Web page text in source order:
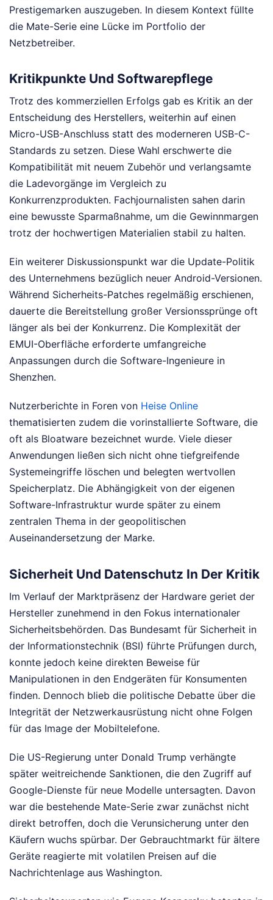
Prestigemarken auszugeben. In diesem Kontext füllte
die Mate-Serie eine Lücke im Portfolio der
Netzbetreiber.
Kritikpunkte Und Softwarepflege
Trotz des kommerziellen Erfolgs gab es Kritik an der
Entscheidung des Herstellers, weiterhin auf einen
Micro-USB-Anschluss statt des moderneren USB-C-
Standards zu setzen. Diese Wahl erschwerte die
Kompatibilität mit neuem Zubehör und verlangsamte
die Ladevorgänge im Vergleich zu
Konkurrenzprodukten. Fachjournalisten sahen darin
eine bewusste Sparmaßnahme, um die Gewinnmargen
trotz der hochwertigen Materialien stabil zu halten.
Ein weiterer Diskussionspunkt war die Update-Politik
des Unternehmens bezüglich neuer Android-Versionen.
Während Sicherheits-Patches regelmäßig erschienen,
dauerte die Bereitstellung großer Versionssprünge oft
länger als bei der Konkurrenz. Die Komplexität der
EMUI-Oberfläche erforderte umfangreiche
Anpassungen durch die Software-Ingenieure in
Shenzhen.
Nutzerberichte in Foren von Heise Online
thematisierten zudem die vorinstallierte Software, die
oft als Bloatware bezeichnet wurde. Viele dieser
Anwendungen ließen sich nicht ohne tiefgreifende
Systemeingriffe löschen und belegten wertvollen
Speicherplatz. Die Abhängigkeit von der eigenen
Software-Infrastruktur wurde später zu einem
zentralen Thema in der geopolitischen
Auseinandersetzung der Marke.
Sicherheit Und Datenschutz In Der Kritik
Im Verlauf der Marktpräsenz der Hardware geriet der
Hersteller zunehmend in den Fokus internationaler
Sicherheitsbehörden. Das Bundesamt für Sicherheit in
der Informationstechnik (BSI) führte Prüfungen durch,
konnte jedoch keine direkten Beweise für
Manipulationen in den Endgeräten für Konsumenten
finden. Dennoch blieb die politische Debatte über die
Integrität der Netzwerkausrüstung nicht ohne Folgen
für das Image der Mobiltelefone.
Die US-Regierung unter Donald Trump verhängte
später weitreichende Sanktionen, die den Zugriff auf
Google-Dienste für neue Modelle untersagten. Davon
war die bestehende Mate-Serie zwar zunächst nicht
direkt betroffen, doch die Verunsicherung unter den
Käufern wuchs spürbar. Der Gebrauchtmarkt für ältere
Geräte reagierte mit volatilen Preisen auf die
Nachrichtenlage aus Washington.